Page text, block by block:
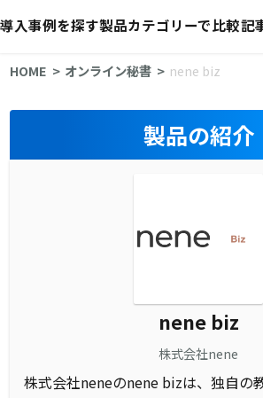
導入事例を探す製品カテゴリーで比較記
HOME オンライン秘書 nene biz
製品の紹介
nene biz
株式会社nene
株式会社neneのnene bizは、独自の